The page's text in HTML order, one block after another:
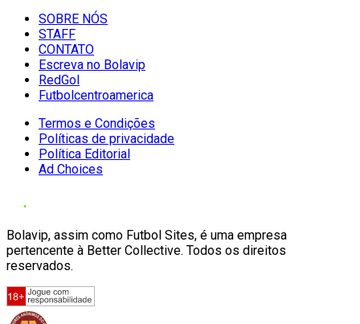
SOBRE NÓS
STAFF
CONTATO
Escreva no Bolavip
RedGol
Futbolcentroamerica
Termos e Condições
Políticas de privacidade
Política Editorial
Ad Choices
Bolavip, assim como Futbol Sites, é uma empresa
pertencente à Better Collective. Todos os direitos
reservados.